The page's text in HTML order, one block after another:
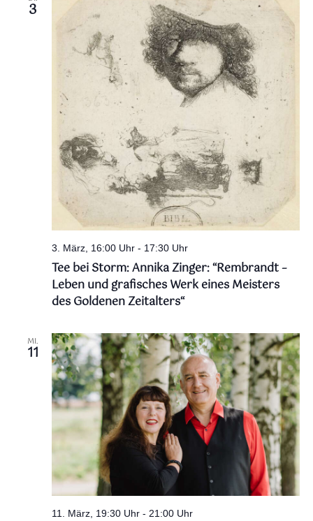
3
3. März, 16:00 Uhr- 17:30 Uhr
Tee bei Storm: Annika Zinger: “Rembrandt –
Leben und grafisches Werk eines Meisters
des Goldenen Zeitalters“
MI.
11
11. März, 19:30 Uhr- 21:00 Uhr